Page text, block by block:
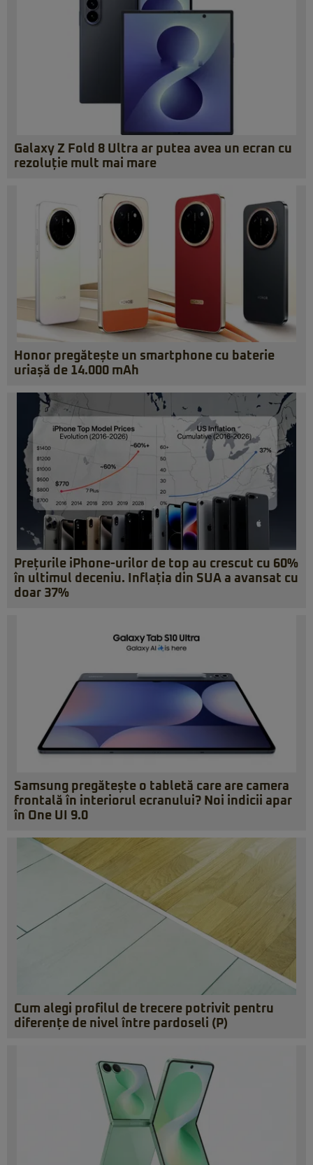
Galaxy Z Fold 8 Ultra ar putea avea un ecran cu
rezoluție mult mai mare
Honor pregătește un smartphone cu baterie
uriașă de 14.000 mAh
Prețurile iPhone-urilor de top au crescut cu 60%
în ultimul deceniu. Inflația din SUA a avansat cu
doar 37%
Samsung pregătește o tabletă care are camera
frontală în interiorul ecranului? Noi indicii apar
în One UI 9.0
Cum alegi profilul de trecere potrivit pentru
diferențe de nivel între pardoseli (P)